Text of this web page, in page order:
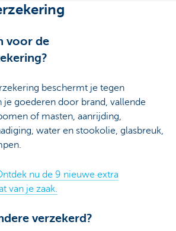
voor de
beschermt je tegen
je goederen door brand, vallende
of masten, aanrijding,
water en stookolie, glasbreuk,
nu de 9 nieuwe extra
van je zaak.
verzekerd?